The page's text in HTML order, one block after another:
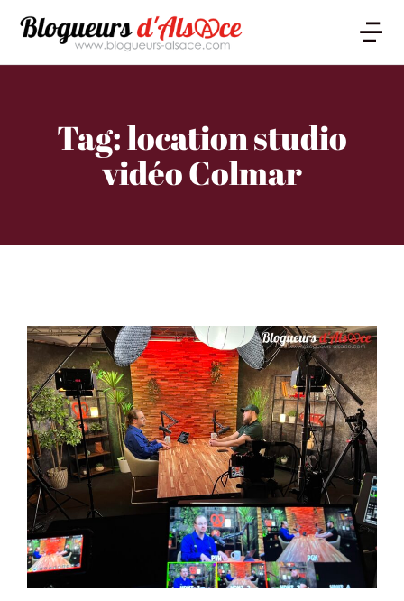
Tag: location studio
vidéo Colmar